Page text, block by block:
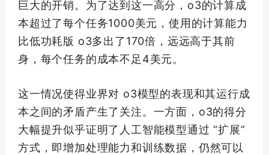
巨大的开销。为了达到这一高分，o3的计算成
本超过了每个任务1000美元，使用的计算能力
比低功耗版 o3多出了170倍，远远高于其前
身，每个任务的成本不足4美元。
这一情况使得业界对 o3模型的表现和其运行成
本之间的矛盾产生了关注。一方面，o3的得分
大幅提升似乎证明了人工智能模型通过 “扩展”
方式，即增加处理能力和训练数据，仍然可以